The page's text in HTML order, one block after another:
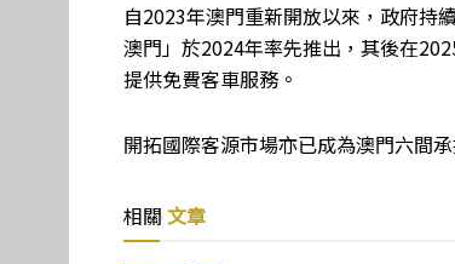
自2023年澳門重新開放以來，政府持
澳門」於2024年率先推出，其後在
提供免費客車服務。
開拓國際客源市場亦已成為澳門六間
相關 文章